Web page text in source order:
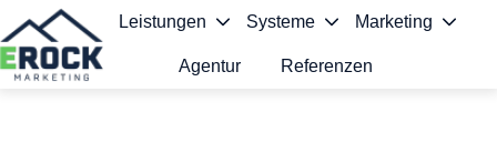
Leistungen Systeme Marketing
Agentur Referenzen